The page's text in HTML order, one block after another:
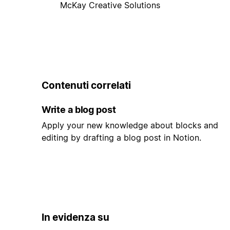
McKay Creative Solutions
Contenuti correlati
Write a blog post
Apply your new knowledge about blocks and
editing by drafting a blog post in Notion.
In evidenza su